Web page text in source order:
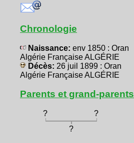
Chronologie
Naissance: env 1850 : Oran
Algérie Française ALGÉRIE
Décès: 26 juil 1899 : Oran
Algérie Française ALGÉRIE
Parents et grand-parents
? ?
?